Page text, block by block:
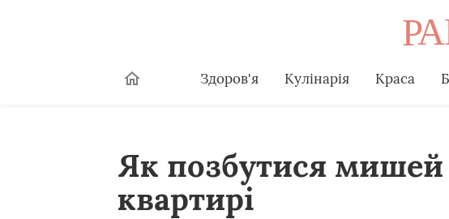
Здоров'я Кулінарія Краса
Як позбутися мишей
квартирі